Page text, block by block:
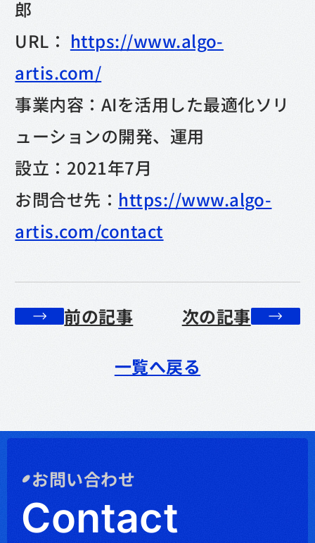
郎
URL： https://www.algo-
artis.com/
事業内容：AIを活用した最適化ソリ
ューションの開発、運用
設立：2021年7月
お問合せ先： https://www.algo-
artis.com/contact
前の記事 次の記事
一覧へ戻る
お問い合わせ
Contact